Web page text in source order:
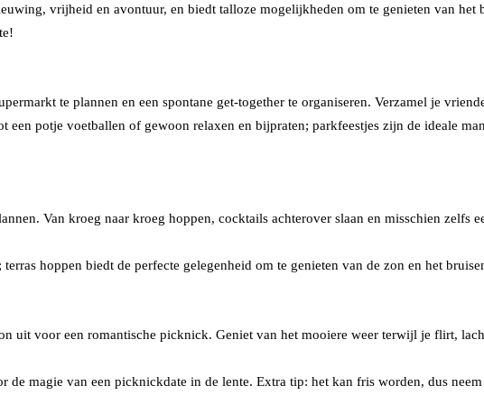
vrijheid en avontuur, en biedt talloze mogelijkheden om te genieten van
te plannen en een spontane get-together te organiseren. Verzamel je
een potje voetballen of gewoon relaxen en bijpraten; parkfeestjes zijn de ideale
Van kroeg naar kroeg hoppen, cocktails achterover slaan en misschien zelfs
hoppen biedt de perfecte gelegenheid om te genieten van de zon en het
uit voor een romantische picknick. Geniet van het mooiere weer terwijl je flirt,
magie van een picknickdate in de lente. Extra tip: het kan fris worden, dus